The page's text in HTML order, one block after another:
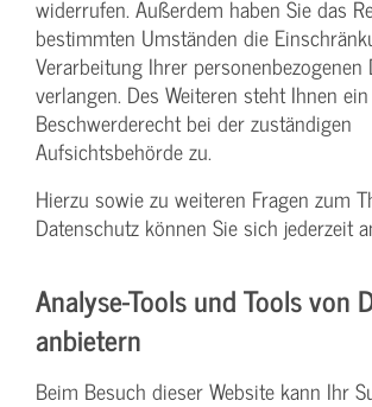
widerrufen. Außerdem haben Sie das
bestimmten Umständen die
Verarbeitung Ihrer personenbezogenen
verlangen. Des Weiteren steht Ihnen ein
Beschwerderecht bei der zuständigen
Aufsichtsbehörde zu.
Hierzu sowie zu weiteren Fragen zum
Datenschutz können Sie sich jederzeit
Analyse-Tools und Tools von
anbietern
Beim Besuch dieser Website kann Ihr